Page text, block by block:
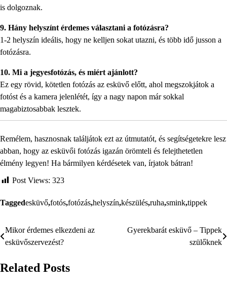
is dolgoznak.
9. Hány helyszínt érdemes választani a fotózásra?
1-2 helyszín ideális, hogy ne kelljen sokat utazni, és több idő jusson a
fotózásra.
10. Mi a jegyesfotózás, és miért ajánlott?
Ez egy rövid, kötetlen fotózás az esküvő előtt, ahol megszokjátok a
fotóst és a kamera jelenlétét, így a nagy napon már sokkal
magabiztosabbak lesztek.
Remélem, hasznosnak találjátok ezt az útmutatót, és segítségetekre lesz
abban, hogy az esküvői fotózás igazán örömteli és felejthetetlen
élmény legyen! Ha bármilyen kérdésetek van, írjatok bátran!
Post Views: 323
Taggedesküvő,fotós,fotózás,helyszín,készülés,ruha,smink,tippek
Bejegyzés
Mikor érdemes elkezdeni az
esküvőszervezést?
Gyerekbarát esküvő – Tippek
szülőknek
Related Posts